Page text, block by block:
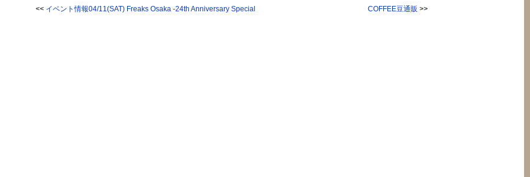
<< イベント情報04/11(SAT) Freaks Osaka -24th Anniversary Special COFFEE豆通販 >>